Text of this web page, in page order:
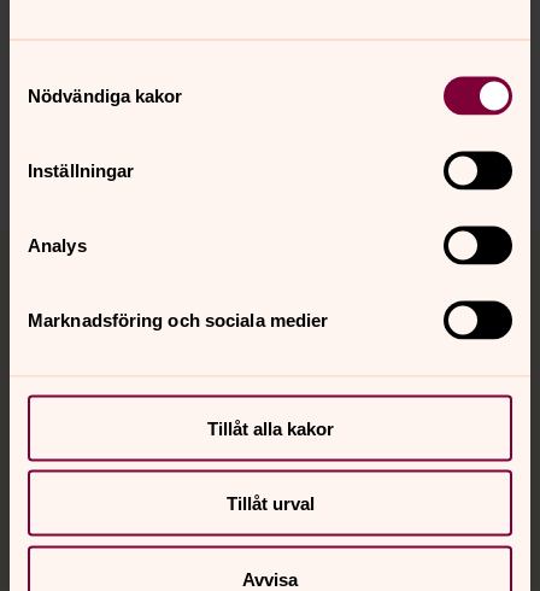
Nödvändiga kakor
Inställningar
Analys
Marknadsföring och sociala medier
Tillåt alla kakor
Tillåt urval
Avvisa
innehåll?
Tillbaka till toppen
Tillbaka till innehållet
Kalender
Hitta snabbt